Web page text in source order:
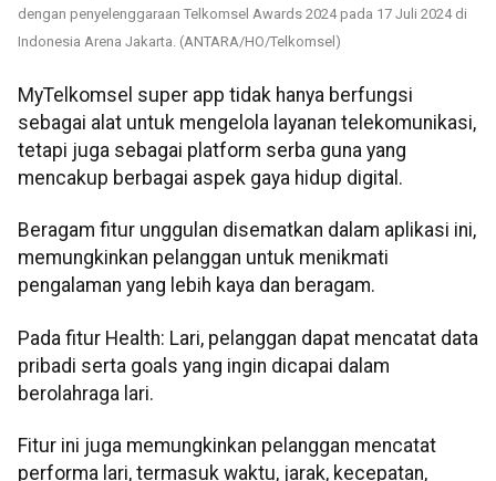
dengan penyelenggaraan Telkomsel Awards 2024 pada 17 Juli 2024 di
Indonesia Arena Jakarta. (ANTARA/HO/Telkomsel)
MyTelkomsel super app tidak hanya berfungsi
sebagai alat untuk mengelola layanan telekomunikasi,
tetapi juga sebagai platform serba guna yang
mencakup berbagai aspek gaya hidup digital.
Beragam fitur unggulan disematkan dalam aplikasi ini,
memungkinkan pelanggan untuk menikmati
pengalaman yang lebih kaya dan beragam.
Pada fitur Health: Lari, pelanggan dapat mencatat data
pribadi serta goals yang ingin dicapai dalam
berolahraga lari.
Fitur ini juga memungkinkan pelanggan mencatat
performa lari, termasuk waktu, jarak, kecepatan,